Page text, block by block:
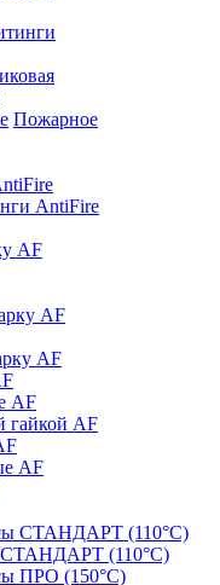
Пожарное
AntiFire
AF
AF
AF
AF
гайкой AF
AF
СТАНДАРТ (110°C)